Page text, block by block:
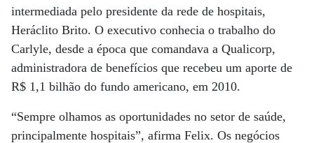
intermediada pelo presidente da rede de hospitais,
Heráclito Brito. O executivo conhecia o trabalho do
Carlyle, desde a época que comandava a Qualicorp,
administradora de benefícios que recebeu um aporte de
R$ 1,1 bilhão do fundo americano, em 2010.
“Sempre olhamos as oportunidades no setor de saúde,
principalmente hospitais”, afirma Felix. Os negócios